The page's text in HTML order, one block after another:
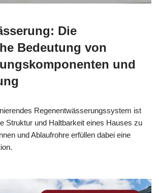
Die
Bedeutung von
und
Regenentwässerungssystem ist
Struktur und Haltbarkeit eines Hauses zu
und Ablaufrohre erfüllen dabei eine